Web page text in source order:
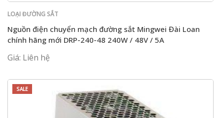
LOẠI ĐƯỜNG SẮT
Nguồn điện chuyển mạch đường sắt Mingwei Đài Loan
chính hãng mới DRP-240-48 240W / 48V / 5A
Giá: Liên hệ
SALE